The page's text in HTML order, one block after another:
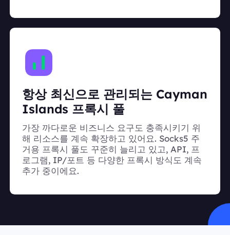
항상 최신으로 관리되는 Cayman
Islands 프록시 풀
가장 까다로운 비즈니스 요구도 충족시키기 위
해 리소스를 계속 확장하고 있어요. Socks5 주
거용 프록시 풀도 꾸준히 늘리고 있고, API, 프
로그램, IP/포트 등 다양한 프록시 방식도 계속
추가 중이에요.